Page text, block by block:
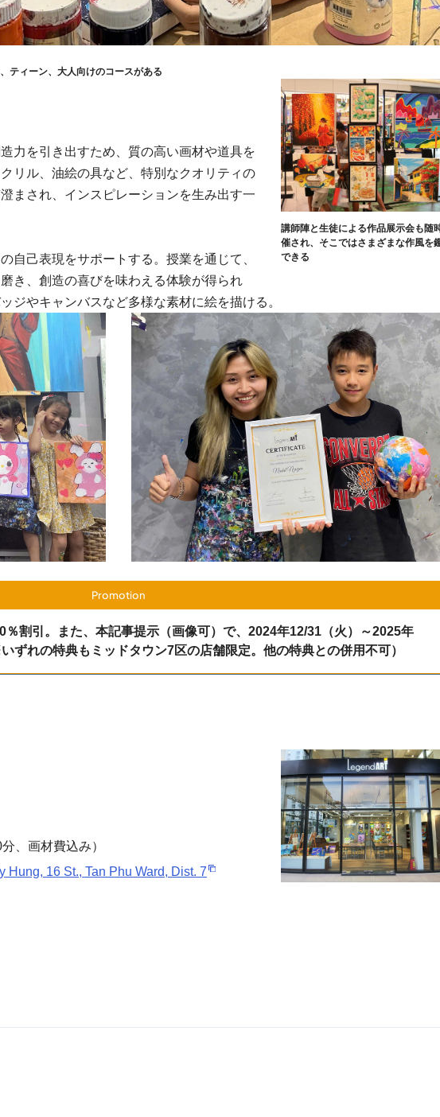
ティーン、大人向けのコースがある
講師陣と生徒による作品展示会も随
催され、そこではさまざまな作風を
できる
力を引き出すため、質の高い画材や道具を
リル、油絵の具など、特別なクオリティの
まされ、インスピレーションを生み出す一
自己表現をサポートする。授業を通じて、
き、創造の喜びを味わえる体験が得られ
ジやキャンバスなど多様な素材に絵を描ける。
Promotion
割引。また、本記事提示（画像可）で、2024年12/31（火）～2025年
ずれの特典もミッドタウン7区の店舗限定。他の特典との併用不可）
、画材費込み）
Hung, 16 St., Tan Phu Ward, Dist. 7